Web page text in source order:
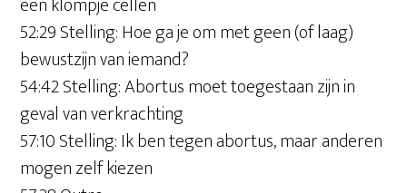
52:29 Stelling: Hoe ga je om met geen (of laag)
bewustzijn van iemand?
54:42 Stelling: Abortus moet toegestaan zijn in
geval van verkrachting
57:10 Stelling: Ik ben tegen abortus, maar anderen
mogen zelf kiezen